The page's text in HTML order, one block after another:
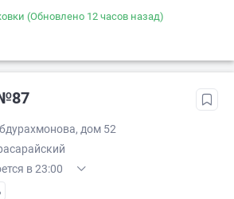
(Обновлено 12 часов назад)
дом 52
в 23:00
XX